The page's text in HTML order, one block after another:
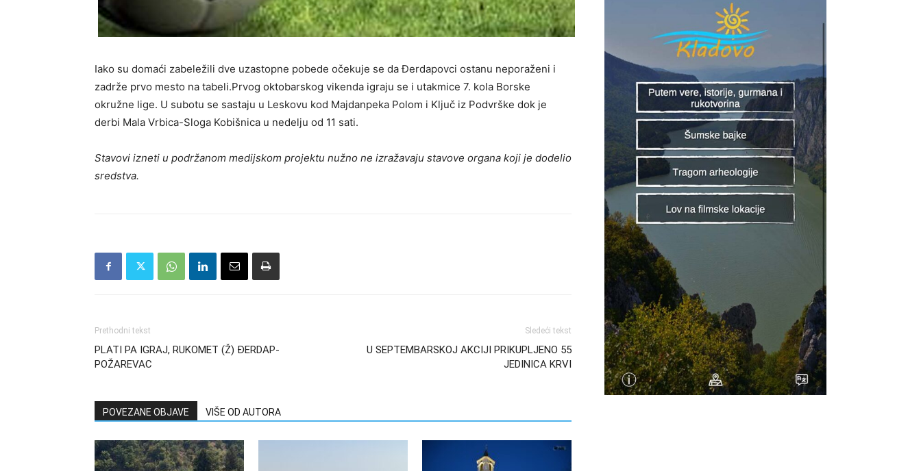
Iako su domaći zabeležili dve uzastopne pobede očekuje se da Đerdapovci ostanu neporaženi i
zadrže prvo mesto na tabeli.Prvog oktobarskog vikenda igraju se i utakmice 7. kola Borske
okružne lige. U subotu se sastaju u Leskovu kod Majdanpeka Polom i Ključ iz Podvrške dok je
derbi Mala Vrbica-Sloga Kobišnica u nedelju od 11 sati.
Stavovi izneti u podržanom medijskom projektu nužno ne izražavaju stavove organa koji je dodelio
sredstva.
Prethodni tekst
PLATI PA IGRAJ, RUKOMET (Ž) ĐERDAP-
POŽAREVAC
Sledeći tekst
U SEPTEMBARSKOJ AKCIJI PRIKUPLJENO 55
JEDINICA KRVI
POVEZANE OBJAVE VIŠE OD AUTORA